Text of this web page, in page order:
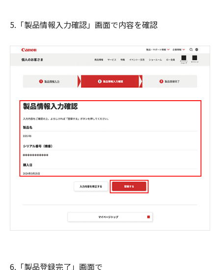
5.「製品情報入力確認」画面で内容を確認
6.「製品登録完了」画面で